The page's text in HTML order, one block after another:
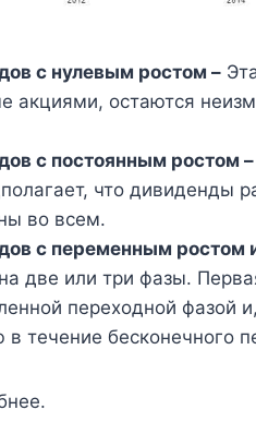
с нулевым ростом –
акциями, остаются
с постоянным ростом –
что дивиденды
во всем.
с переменным ростом
две или три фазы.
переходной фазой
в течение бесконечного